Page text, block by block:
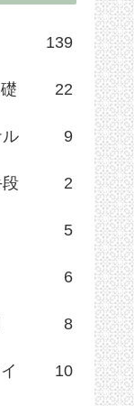
139
22
9
2
5
6
8
10